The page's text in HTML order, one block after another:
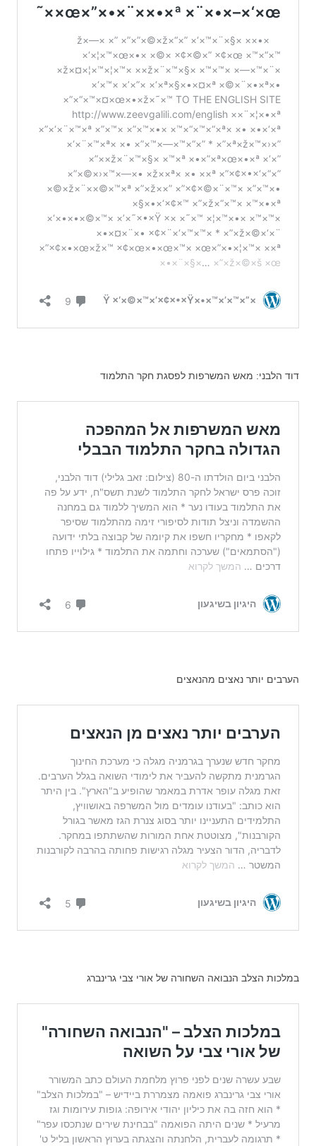
דוד הלבני: מאש המשרפות לפסגת חקר התלמוד
הערבים יותר נאצים מהנאצים
במלכות הצלב הנבואה השחורה של אורי צבי גרינברג